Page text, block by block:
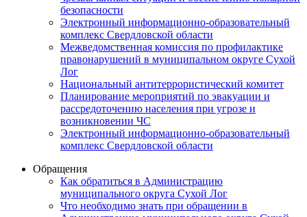
безопасности
Электронный информационно-образовательный
комплекс Cвердловской области
Межведомственная комиссия по профилактике
правонарушений в муниципальном округе Сухой
Лог
Национальный антитеррористический комитет
Планирование мероприятий по эвакуации и
рассредоточению населения при угрозе и
возникновении ЧС
Электронный информационно-образовательный
комплекс Свердловской области
Обращения
Как обратиться в Администрацию
муниципального округа Сухой Лог
Что необходимо знать при обращении в